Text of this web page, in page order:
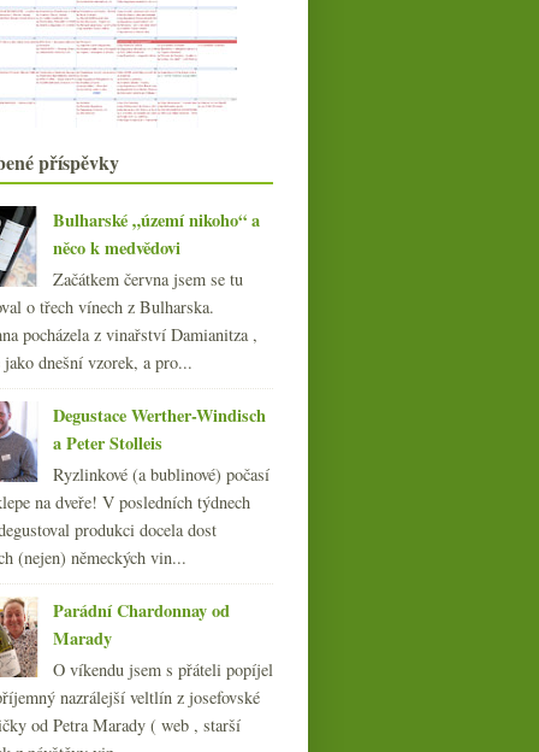
Výsledky ankety „Vy a
bílé vs. červené“
Boření vinných mýtů
Dva báječné pinoty – Maďarsko vs.
Burgundsko
Mladá Grébovka, klaret a Neronet
ze salónu
vinná videa
Novozélandský ryzlink, nízký
alkohol a pjéry
Autentická fotozpráva o vinařsko-
kulinářské návště...
Výsledky ankety „Doma připravuji
kávu...“
Před dubem za dubem nikdo nesmí
stát
Čínské Bordeaux, podvodné
burčáky, templáři vs. SZ...
Biomenu – čtyři šéfkuchaři a čtyři
farmy
listopadu(22)
října(20)
září(21)
srpna(22)
července(14)
června(22)
května(21)
dubna(21)
března(24)
února(20)
příspěvky
Bulharské „území nikoho“ a
něco k medvědovi
Začátkem června jsem se tu
o třech vínech z Bulharska.
pocházela z vinařství Damianitza ,
jako dnešní vzorek, a pro...
Degustace Werther-Windisch
a Peter Stolleis
Ryzlinkové (a bublinové) počasí
na dveře! V posledních týdnech
produkci docela dost
(nejen) německých vin...
Parádní Chardonnay od
Marady
O víkendu jsem s přáteli popíjel
nazrálejší veltlín z josefovské
od Petra Marady ( web , starší